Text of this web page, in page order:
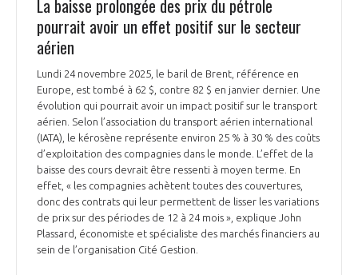
La baisse prolongée des prix du pétrole
pourrait avoir un effet positif sur le secteur
aérien
Lundi 24 novembre 2025, le baril de Brent, référence en
Europe, est tombé à 62 $, contre 82 $ en janvier dernier. Une
évolution qui pourrait avoir un impact positif sur le transport
aérien. Selon l’association du transport aérien international
(IATA), le kérosène représente environ 25 % à 30 % des coûts
d’exploitation des compagnies dans le monde. L’effet de la
baisse des cours devrait être ressenti à moyen terme. En
effet, « les compagnies achètent toutes des couvertures,
donc des contrats qui leur permettent de lisser les variations
de prix sur des périodes de 12 à 24 mois », explique John
Plassard, économiste et spécialiste des marchés financiers au
sein de l’organisation Cité Gestion.